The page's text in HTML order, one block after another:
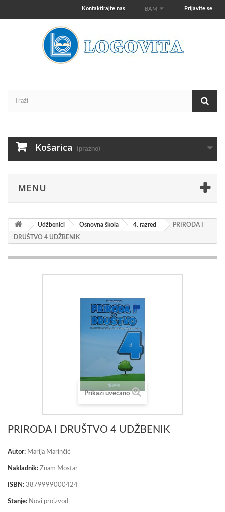
Prijavite se
BAM
Kontaktirajte nas
Košarica (prazno)
MENU
Udžbenici Osnovna škola 4. razred PRIRODA I
DRUŠTVO 4 UDŽBENIK
Prikaži uvećano
PRIRODA I DRUŠTVO 4 UDŽBENIK
Autor: Marija Marinčić
Nakladnik: Znam Mostar
ISBN: 3879999000424
Stanje: Novi proizvod